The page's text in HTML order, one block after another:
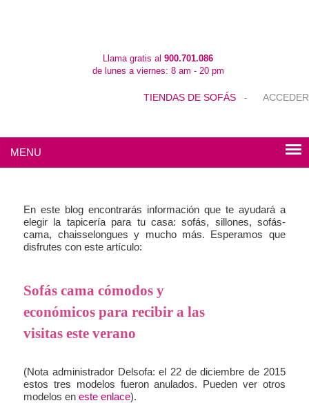
Llama gratis al 900.701.086
de lunes a viernes: 8 am - 20 pm
TIENDAS DE SOFÁS - ACCEDER
MENU
En este blog encontrarás información que te ayudará a
elegir la tapicería para tu casa: sofás, sillones, sofás-
cama, chaisselongues y mucho más. Esperamos que
disfrutes con este artículo:
Sofás cama cómodos y
económicos para recibir a las
visitas este verano
(Nota administrador Delsofa: el 22 de diciembre de 2015
estos tres modelos fueron anulados. Pueden ver otros
modelos en este enlace).